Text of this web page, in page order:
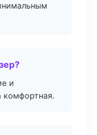
и
комфортная.